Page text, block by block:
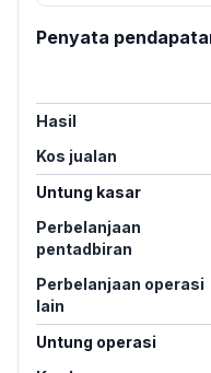
Penyata
Hasil
Kos jualan
Untung kasar
Perbelanjaan
pentadbiran
Perbelanjaan operasi
lain
Untung operasi